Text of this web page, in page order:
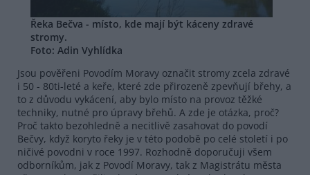
Řeka Bečva - místo, kde mají být káceny zdravé
stromy.
Foto: Adin Vyhlídka
Jsou pověřeni Povodím Moravy označit stromy zcela zdravé
i 50 - 80ti-leté a keře, které zde přirozeně zpevňují břehy, a
to z důvodu vykácení, aby bylo místo na provoz těžké
techniky, nutné pro úpravy břehů. A zde je otázka, proč?
Proč takto bezohledně a necitlivě zasahovat do povodí
Bečvy, když koryto řeky je v této podobě po celé století i po
ničivé povodni v roce 1997. Rozhodně doporučuji všem
odborníkům, jak z Povodí Moravy, tak z Magistrátu města